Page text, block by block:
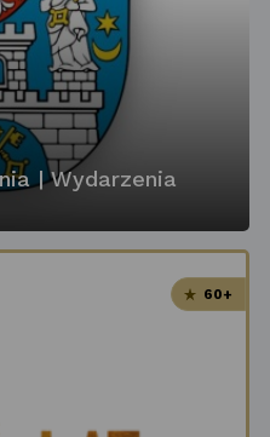
| Wydarzenia
60+